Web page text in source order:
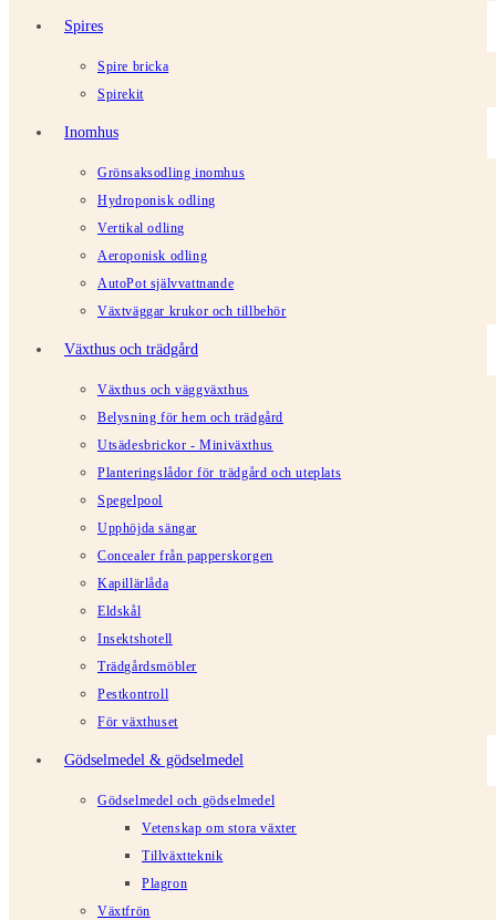
Spires
Spire bricka
Spirekit
Inomhus
Grönsaksodling inomhus
Hydroponisk odling
Vertikal odling
Aeroponisk odling
AutoPot självvattnande
Växtväggar krukor och tillbehör
Växthus och trädgård
Växthus och väggväxthus
Belysning för hem och trädgård
Utsädesbrickor - Miniväxthus
Planteringslådor för trädgård och uteplats
Spegelpool
Upphöjda sängar
Concealer från papperskorgen
Kapillärlåda
Eldskål
Insektshotell
Trädgårdsmöbler
Pestkontroll
För växthuset
Gödselmedel & gödselmedel
Gödselmedel och gödselmedel
Vetenskap om stora växter
Tillväxtteknik
Plagron
Växtfrön